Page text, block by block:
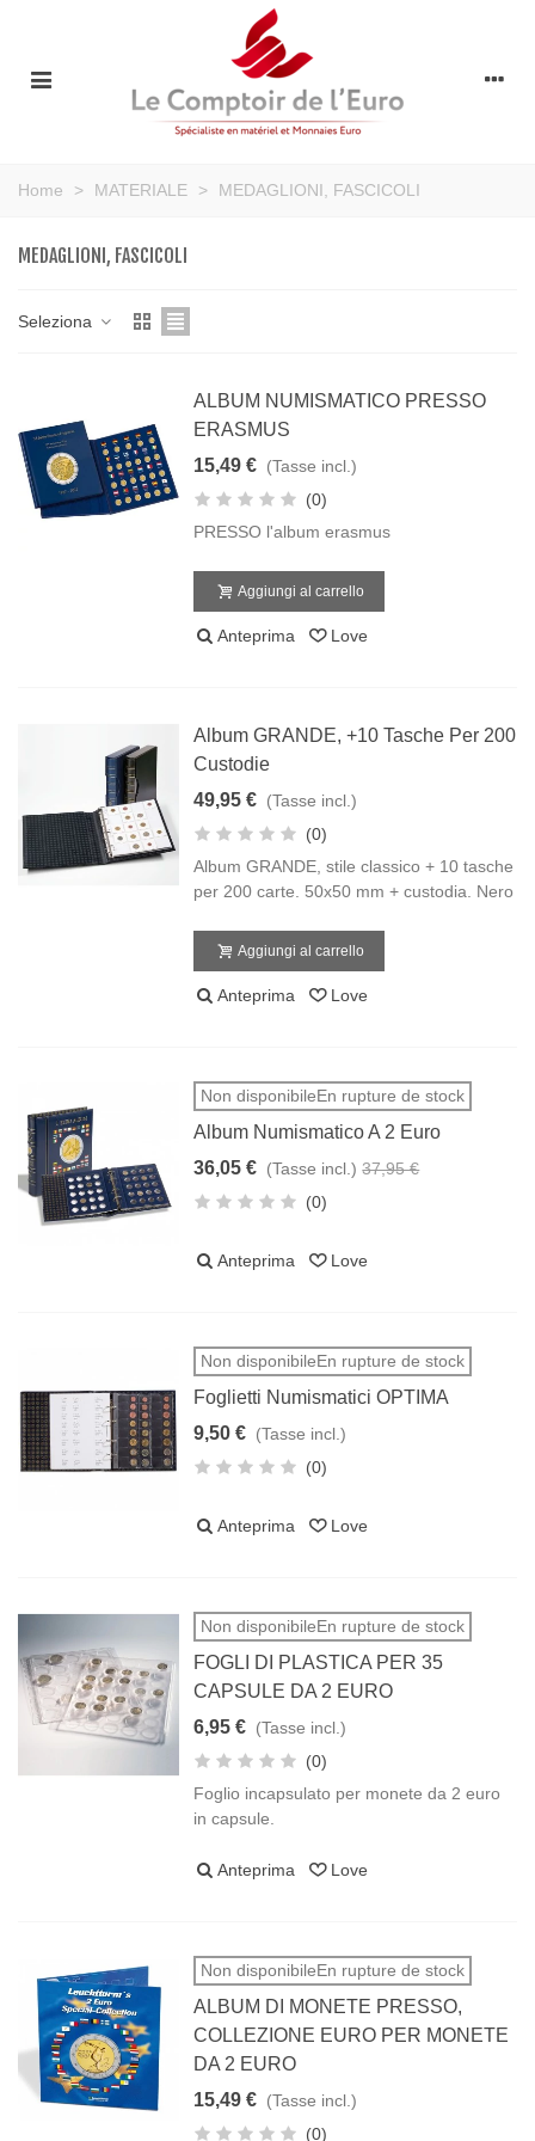
Home > MATERIALE > MEDAGLIONI, FASCICOLI
MEDAGLIONI, FASCICOLI
Seleziona
ALBUM NUMISMATICO PRESSO
ERASMUS
15,49 € (Tasse incl.)
(0)
PRESSO l'album erasmus
Aggiungi al carrello
Anteprima Love
Album GRANDE, +10 Tasche Per 200
Custodie
49,95 € (Tasse incl.)
(0)
Album GRANDE, stile classico + 10 tasche
per 200 carte. 50x50 mm + custodia. Nero
Aggiungi al carrello
Anteprima Love
Non disponibileEn rupture de stock
Album Numismatico A 2 Euro
36,05 € (Tasse incl.) 37,95 €
(0)
Anteprima Love
Non disponibileEn rupture de stock
Foglietti Numismatici OPTIMA
9,50 € (Tasse incl.)
(0)
Anteprima Love
Non disponibileEn rupture de stock
FOGLI DI PLASTICA PER 35
CAPSULE DA 2 EURO
6,95 € (Tasse incl.)
(0)
Foglio incapsulato per monete da 2 euro
in capsule.
Anteprima Love
Non disponibileEn rupture de stock
ALBUM DI MONETE PRESSO,
COLLEZIONE EURO PER MONETE
DA 2 EURO
15,49 € (Tasse incl.)
(0)